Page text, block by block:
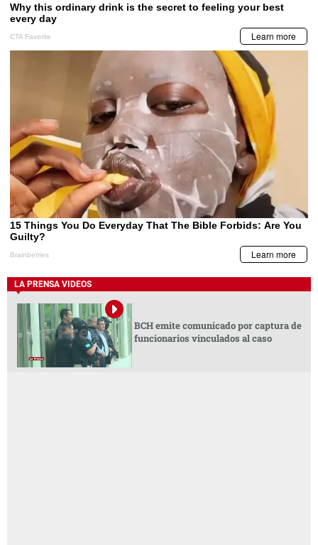
LA PRENSA VIDEOS
BCH emite comunicado por captura de
funcionarios vinculados al caso